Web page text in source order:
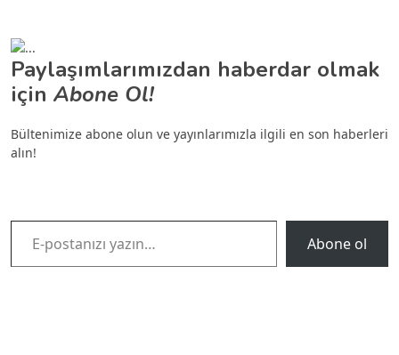
Paylaşımlarımızdan haberdar olmak
için Abone Ol!
Bültenimize abone olun ve yayınlarımızla ilgili en son haberleri
alın!
E-postanızı yazın…
Abone ol